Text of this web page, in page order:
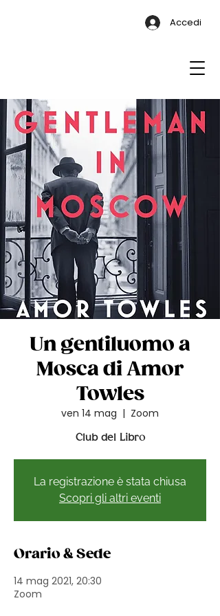
Accedi
Un gentiluomo a
Mosca di Amor
Towles
ven 14 mag
  |
Zoom
Club del Libro
La registrazione è stata chiusa
Scopri gli altri eventi
Orario & Sede
14 mag 2021, 20:30
Zoom